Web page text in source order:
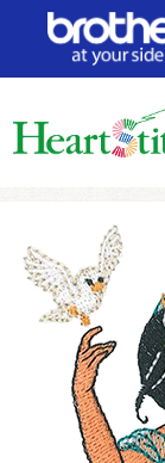
ログイン/新規会員
ジャンルから探す